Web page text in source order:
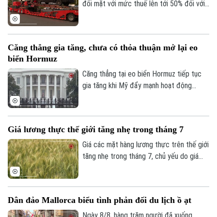
Công nghệ
Ẩm thực
Quân sự
Hồ sơ
Người Việt 4 phương
Tin tức
Tài chính Ngân hàng
Doanh nghiệp
Nhà đất
Tin tức
Đầu tư
Căn hộ
Đất đai
Kinh nghiệm
Tàu
Xe máy
Thị trường
Đánh giá
Giáo dục
Tin tức
Tuyển sinh
Hướng nghiệp
Văn hóa
Làng nghề
Di tích
Y tế
Dinh dưỡng
Thể thao
Bóng đá
Quần vợt
Giải trí
Tin tức
Đã phát sóng
qua.
đối mặt với mức thuế lên tới 50% đối với
Căng thẳng gia tăng, chưa có thỏa thuận mở lại eo
biển Hormuz
Căng thẳng tại eo biển Hormuz tiếp tục
gia tăng khi Mỹ đẩy mạnh hoạt động
đáp ứng các điều kiện do Tehran đưa ra.
Giá lương thực thế giới tăng nhẹ trong tháng 7
Giá các mặt hàng lương thực trên thế giới
tăng nhẹ trong tháng 7, chủ yếu do giá
Dân đảo Mallorca biểu tình phản đối du lịch ồ ạt